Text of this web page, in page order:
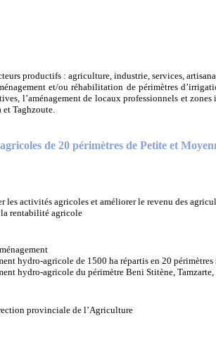
productifs : agriculture, industrie, services,
et/ou réhabilitation de périmètres
l’aménagement de locaux professionnels et
et Taghzoute.
de 20 périmètres de Petite et
les activités agricoles et améliorer le revenu des
rentabilité agricole
hydro-agricole de 1500 ha répartis en 20
hydro-agricole du périmètre Beni Stitène,
provinciale de l’Agriculture